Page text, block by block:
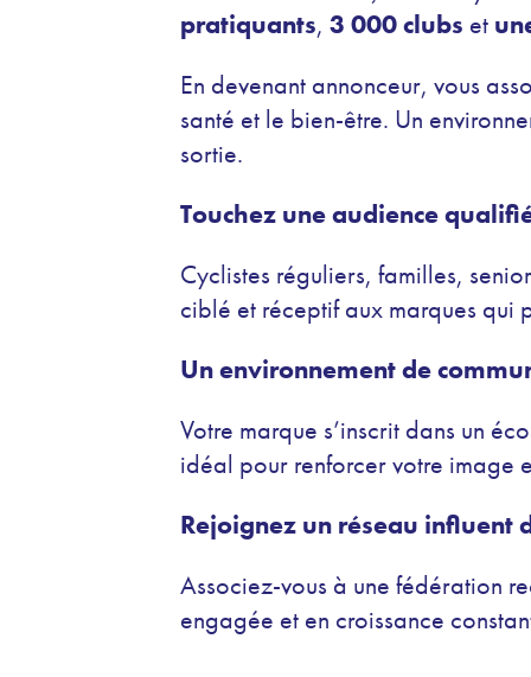
pratiquants, 3 000 clubs et
En devenant annonceur, vous
santé et le bien-être. Un
sortie.
Touchez une audience
Cyclistes réguliers, familles,
ciblé et réceptif aux marques qui
Un environnement de
Votre marque s’inscrit dans un
idéal pour renforcer votre image
Rejoignez un réseau influent
Associez-vous à une fédération
engagée et en croissance